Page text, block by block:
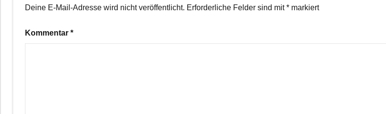
Deine E-Mail-Adresse wird nicht veröffentlicht. Erforderliche Felder sind mit* markiert
Kommentar *